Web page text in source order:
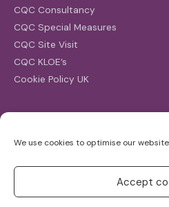
We use cookies to optimise our
Accept
CQC Consultancy
CQC Special Measures
CQC Site Visit
CQC KLOE’s
Cookie Policy UK
for: